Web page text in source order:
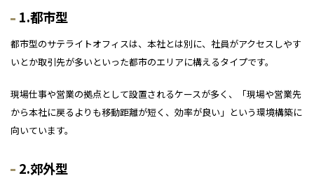
1.都市型
都市型のサテライトオフィスは、本社とは別に、社員がアクセスしやす
いとか取引先が多いといった都市のエリアに構えるタイプです。
現場仕事や営業の拠点として設置されるケースが多く、「現場や営業先
から本社に戻るよりも移動距離が短く、効率が良い」という環境構築に
向いています。
2.郊外型